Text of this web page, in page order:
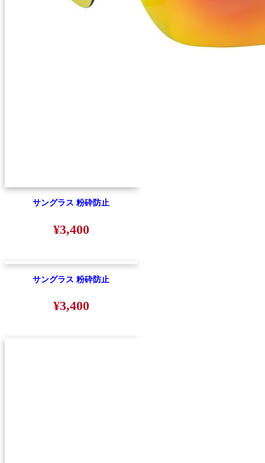
サングラス 粉砕防止
¥3,400
サングラス 粉砕防止
¥3,400